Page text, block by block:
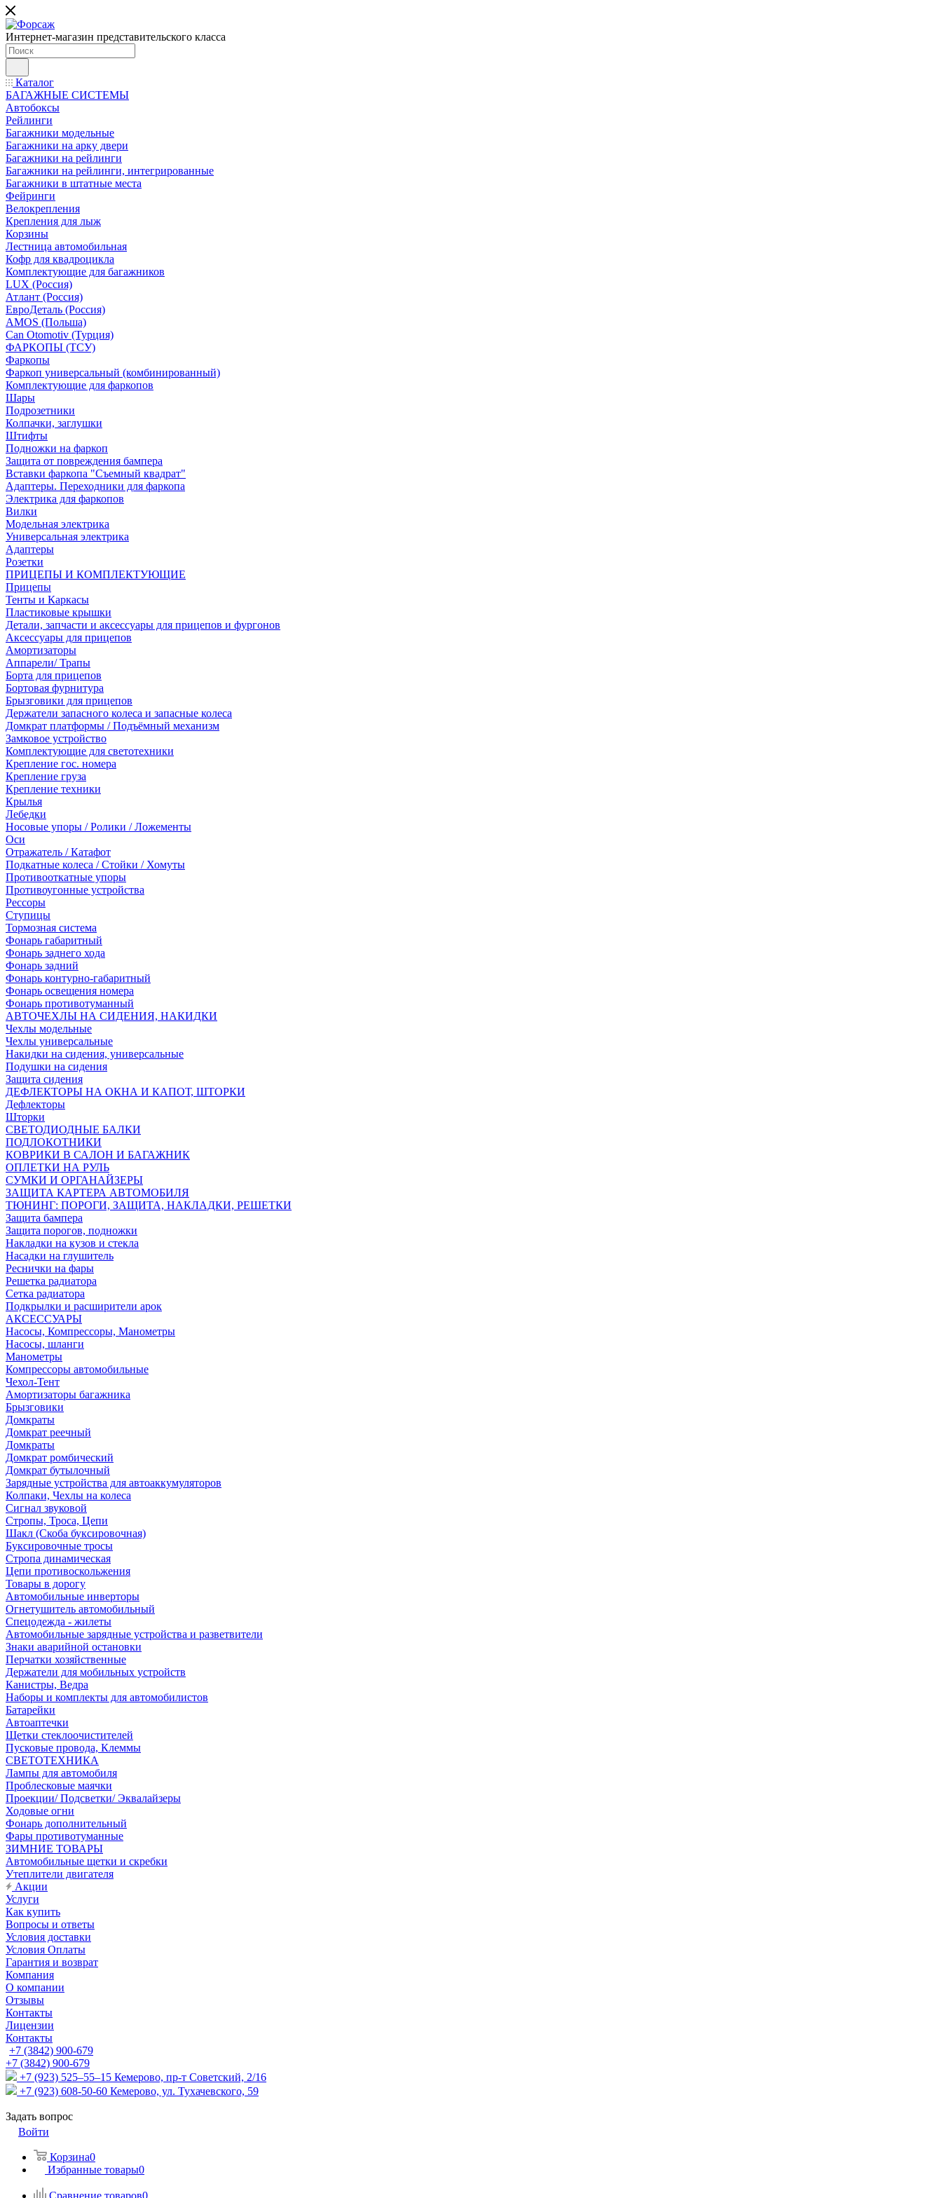
Интернет-магазин представительского класса
Каталог
БАГАЖНЫЕ СИСТЕМЫ
Автобоксы
Рейлинги
Багажники модельные
Багажники на арку двери
Багажники на рейлинги
Багажники на рейлинги, интегрированные
Багажники в штатные места
Фейринги
Велокрепления
Крепления для лыж
Корзины
Лестница автомобильная
Кофр для квадроцикла
Комплектующие для багажников
LUX (Россия)
Атлант (Россия)
ЕвроДеталь (Россия)
AMOS (Польша)
Can Otomotiv (Турция)
ФАРКОПЫ (ТСУ)
Фаркопы
Фаркоп универсальный (комбинированный)
Комплектующие для фаркопов
Шары
Подрозетники
Колпачки, заглушки
Штифты
Подножки на фаркоп
Защита от повреждения бампера
Вставки фаркопа "Съемный квадрат"
Адаптеры. Переходники для фаркопа
Электрика для фаркопов
Вилки
Модельная электрика
Универсальная электрика
Адаптеры
Розетки
ПРИЦЕПЫ И КОМПЛЕКТУЮЩИЕ
Прицепы
Тенты и Каркасы
Пластиковые крышки
Детали, запчасти и аксессуары для прицепов и фургонов
Аксессуары для прицепов
Амортизаторы
Аппарели/ Трапы
Борта для прицепов
Бортовая фурнитура
Брызговики для прицепов
Держатели запасного колеса и запасные колеса
Домкрат платформы / Подъёмный механизм
Замковое устройство
Комплектующие для светотехники
Крепление гос. номера
Крепление груза
Крепление техники
Крылья
Лебедки
Носовые упоры / Ролики / Ложементы
Оси
Отражатель / Катафот
Подкатные колеса / Стойки / Хомуты
Противооткатные упоры
Противоугонные устройства
Рессоры
Ступицы
Тормозная система
Фонарь габаритный
Фонарь заднего хода
Фонарь задний
Фонарь контурно-габаритный
Фонарь освещения номера
Фонарь противотуманный
АВТОЧЕХЛЫ НА СИДЕНИЯ, НАКИДКИ
Чехлы модельные
Чехлы универсальные
Накидки на сидения, универсальные
Подушки на сидения
Защита сидения
ДЕФЛЕКТОРЫ НА ОКНА И КАПОТ, ШТОРКИ
Дефлекторы
Шторки
СВЕТОДИОДНЫЕ БАЛКИ
ПОДЛОКОТНИКИ
КОВРИКИ В САЛОН И БАГАЖНИК
ОПЛЕТКИ НА РУЛЬ
СУМКИ И ОРГАНАЙЗЕРЫ
ЗАЩИТА КАРТЕРА АВТОМОБИЛЯ
ТЮНИНГ: ПОРОГИ, ЗАЩИТА, НАКЛАДКИ, РЕШЕТКИ
Защита бампера
Защита порогов, подножки
Накладки на кузов и стекла
Насадки на глушитель
Реснички на фары
Решетка радиатора
Сетка радиатора
Подкрылки и расширители арок
АКСЕССУАРЫ
Насосы, Компрессоры, Манометры
Насосы, шланги
Манометры
Компрессоры автомобильные
Чехол-Тент
Амортизаторы багажника
Брызговики
Домкраты
Домкрат реечный
Домкраты
Домкрат ромбический
Домкрат бутылочный
Зарядные устройства для автоаккумуляторов
Колпаки, Чехлы на колеса
Сигнал звуковой
Стропы, Троса, Цепи
Шакл (Скоба буксировочная)
Буксировочные тросы
Стропа динамическая
Цепи противоскольжения
Товары в дорогу
Автомобильные инверторы
Огнетушитель автомобильный
Спецодежда - жилеты
Автомобильные зарядные устройства и разветвители
Знаки аварийной остановки
Перчатки хозяйственные
Держатели для мобильных устройств
Канистры, Ведра
Наборы и комплекты для автомобилистов
Батарейки
Автоаптечки
Щетки стеклоочистителей
Пусковые провода, Клеммы
СВЕТОТЕХНИКА
Лампы для автомобиля
Проблесковые маячки
Проекции/ Подсветки/ Эквалайзеры
Ходовые огни
Фонарь дополнительный
Фары противотуманные
ЗИМНИЕ ТОВАРЫ
Автомобильные щетки и скребки
Утеплители двигателя
Акции
Услуги
Как купить
Вопросы и ответы
Условия доставки
Условия Оплаты
Гарантия и возврат
Компания
О компании
Отзывы
Контакты
Лицензии
Контакты
+7 (3842) 900-679
+7 (3842) 900-679
+7 (923) 525–55–15 Кемерово, пр-т Советский, 2/16
+7 (923) 608-50-60 Кемерово, ул. Тухачевского, 59
Задать вопрос
Войти
Корзина0
Избранные товары0
Сравнение товаров0